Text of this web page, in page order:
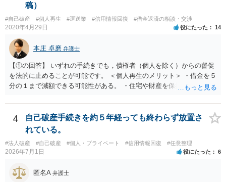
稿）
#自己破産 #個人再生 #運送業 #信用情報回復 #借金返済の相談・交渉
2020年4月29日 役にたった 14
本庄 卓磨 弁護士
【①の回答】 いずれの手続きでも，債権者（個人を除く）からの督促
を法的に止めることが可能です。 ＜個人再生のメリット＞ ・借金を５
分の１まで減額できる可能性がある。 ・住宅や財産を保持できる（た
理的抵抗が小さい（個人差あり）。 ＜自己破産のメリット＞ ・税金等
の滞納分を除き，借金を返済する必要がなくなる。 【②の回答】 ・個
人再生・破産ともに，信用情報に事故情報（いわゆるブラックリス
ト）として登録されますので，５年～１０年ほどは新たに借金をする
ことはできません。また，住宅や店舗を借りる際，保証会社の審査も
通らなくなるため，保証人を立てて契約する必要がある場合がありま
す。 ・ご家族名義の財産を処分する必要はありません。 ・個人再生・
破産ともに，返済が困難な状況に陥っている以上，事業継続は難しい
4
自己破産手続きを約５年経っても終わらず放置さ
れている。
#法人破産 #自己破産 #個人・プライベート #信用情報回復 #任意整理
2026年7月1日 役にたった 6
匿名A 弁護士